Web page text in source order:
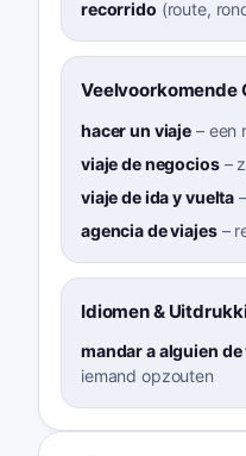
recorrido (route,
Veelvoorkomende
hacer un viaje – een
viaje de negocios–
viaje de ida y vuelta –
agencia de viajes–
Idiomen &
mandar a alguien de
iemand opzouten